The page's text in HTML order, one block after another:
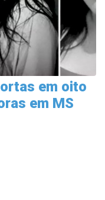
em oito
em MS